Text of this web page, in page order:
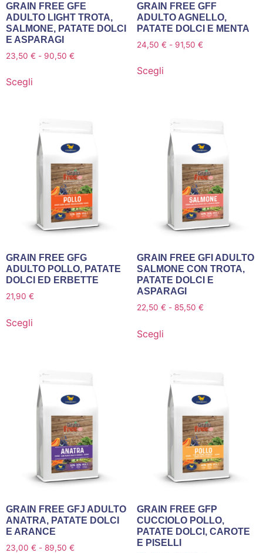
GRAIN FREE GFE
ADULTO LIGHT TROTA,
SALMONE, PATATE DOLCI
E ASPARAGI
23,50 € - 90,50 €
Scegli
GRAIN FREE GFF
ADULTO AGNELLO,
PATATE DOLCI E MENTA
24,50 € - 91,50 €
Scegli
GRAIN FREE GFG
ADULTO POLLO, PATATE
DOLCI ED ERBETTE
21,90 €
Scegli
GRAIN FREE GFI ADULTO
SALMONE CON TROTA,
PATATE DOLCI E
ASPARAGI
22,50 € - 85,50 €
Scegli
GRAIN FREE GFJ ADULTO
ANATRA, PATATE DOLCI
E ARANCE
23,00 € - 89,50 €
GRAIN FREE GFP
CUCCIOLO POLLO,
PATATE DOLCI, CAROTE
E PISELLI